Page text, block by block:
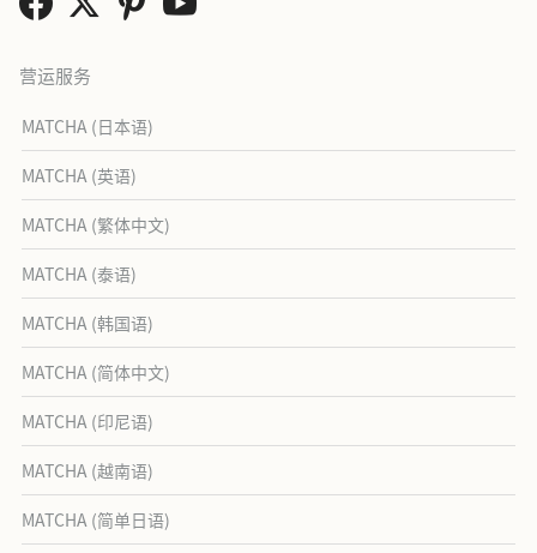
营运服务
MATCHA (日本语)
MATCHA (英语)
MATCHA (繁体中文)
MATCHA (泰语)
MATCHA (韩国语)
MATCHA (简体中文)
MATCHA (印尼语)
MATCHA (越南语)
MATCHA (简单日语)